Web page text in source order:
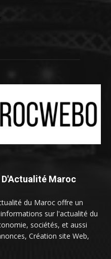
Maroc
du Maroc offre un
sur l'actualité du
sociétés, et aussi
Création site Web,